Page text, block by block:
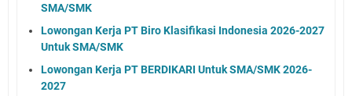
SMA/SMK
Lowongan Kerja PT Biro Klasifikasi Indonesia 2026-2027
Untuk SMA/SMK
Lowongan Kerja PT BERDIKARI Untuk SMA/SMK 2026-
2027